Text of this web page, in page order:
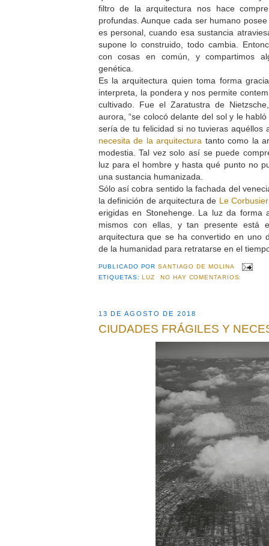
filtro de la arquitectura nos hace
profundas. Aunque cada ser humano
es personal, cuando esa sustancia
supone lo construido, todo cambia.
con cosas en común, y compartimos
genética.
Es la arquitectura quien toma forma
interpreta, la pondera y nos permite
cultivado. Fue el Zaratustra de
aurora, “se colocó delante del sol y le
sería de tu felicidad si no tuvieras aquéllos
necesita de la arquitectura tanto como la
modestia. Tal vez solo así se puede
luz para el hombre y hasta qué punto no
una sustancia humanizada.
Sólo así cobra sentido la fachada del
la definición de arquitectura de Le
erigidas en Stonehenge. La luz da forma
mismos con ellas, y tan presente
arquitectura que se ha convertido en uno
de la humanidad para retratarse en el
PUBLICADO PORSANTIAGO DE MOLINA
ETIQUETAS:LUZ NO HAY COMENTARIOS:
13 DE AGOSTO DE 2018
CIUDADES FRÁGILES Y